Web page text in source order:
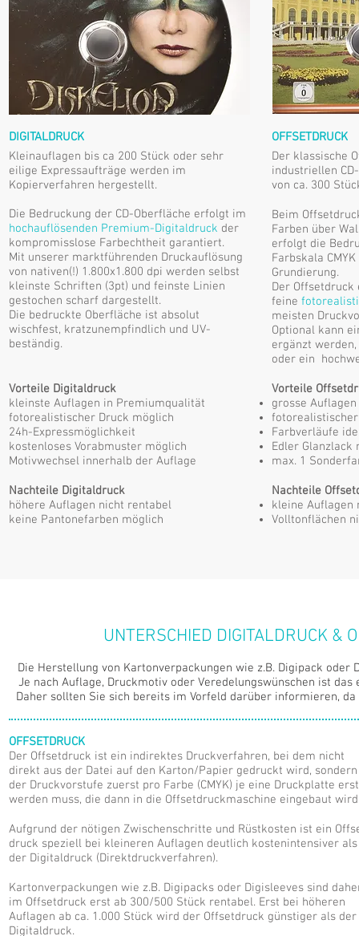
DIGITALDRUCK
Kleinauflagen bis ca 200 Stück oder sehr
eilige Expressaufträge werden im
Kopierverfahren hergestellt.
Die Bedruckung der CD-Oberfläche erfolgt im
hochauflösenden Premium-Digitaldruck der
kompromisslose Farbechtheit garantiert.
Mit unserer marktführenden Druckauflösung
von nativen(!) 1.800x1.800 dpi werden selbst
kleinste Schriften (3pt) und feinste Linien
gestochen scharf dargestellt.
Die bedruckte Oberfläche ist absolut
wischfest, kratzunempfindlich und UV-
beständig.
​Vorteile Digitaldruck
kleinste Auflagen in Premiumqualität
fotorealistischer Druck möglich
24h-Expressmöglichkeit
kostenloses Vorabmuster möglich
Motivwechsel innerhalb der Auflage
Nachteile Digitaldruck
höhere Auflagen nicht rentabel
keine Pantonefarben möglich
OFFSETDRUCK
Der klassische
industriellen
von ca. 300
Beim
Farben über
erfolgt die
Farbskala
Grundierung.
Der
feine
meisten
Optional kann
ergänzt
oder ein
Vorteile
grosse
Farbverläufe
Edler Glanzlack
max. 1
Nachteile
kleine Auflagen
Volltonflächen
UNTERSCHIED DIGITALDRUCK &
Die Herstellung von Kartonverpackungen wie z.B. Digipack
Je nach Auflage, Druckmotiv oder Veredelungswünschen ist
Daher sollten Sie sich bereits im Vorfeld darüber informieren,
OFFSETDRUCK
Der Offsetdruck ist ein indirektes Druckverfahren, bei dem nicht
direkt aus der Datei auf den Karton/Papier gedruckt wird,
der Druckvorstufe zuerst pro Farbe (CMYK) je eine Druckplatte
werden muss, die dann in die Offsetdruckmaschine eingebaut
Aufgrund der nötigen Zwischenschritte und Rüstkosten ist ein
druck speziell bei kleineren Auflagen deutlich kostenintensiver als
der Digitaldruck (Direktdruckverfahren).
Kartonverpackungen wie z.B. Digipacks oder Digisleeves sind
im Offsetdruck erst ab 300/500 Stück rentabel. Erst bei höheren
Auflagen ab ca. 1.000 Stück wird der Offsetdruck günstiger als der
Digitaldruck.